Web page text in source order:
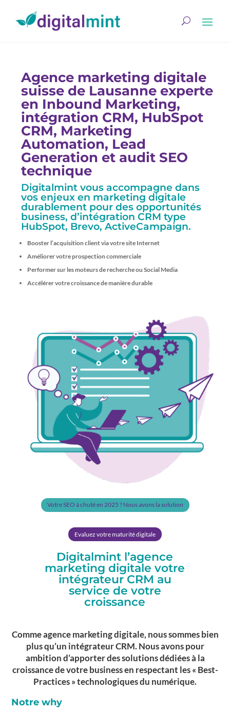
Agence marketing digitale
suisse de Lausanne experte
en Inbound Marketing,
intégration CRM, HubSpot
CRM, Marketing
Automation, Lead
Generation et audit SEO
technique
Digitalmint vous accompagne dans
vos enjeux en marketing digitale
durablement pour des opportunités
business, d’intégration CRM type
HubSpot, Brevo, ActiveCampaign.
Booster l’acquisition client via votre site Internet
Améliorer votre prospection commerciale
Performer sur les moteurs de recherche ou Social Media
Accélérer votre croissance de manière durable
Votre SEO à chuté en 2025 ? Nous avons la solution
Evaluez votre maturité digitale
Digitalmint l’agence
marketing digitale votre
intégrateur CRM au
service de votre
croissance
Comme agence marketing digitale, nous sommes bien
plus qu’un intégrateur CRM. Nous avons pour
ambition d’apporter des solutions dédiées à la
croissance de votre business en respectant les « Best-
Practices » technologiques du numérique.
Notre why